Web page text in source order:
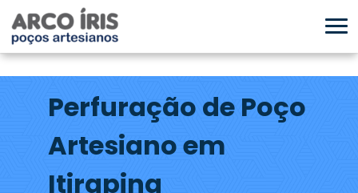
Perfuração de Poço
Artesiano em
Itirapina